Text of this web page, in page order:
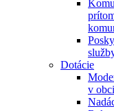
Dotácie
v